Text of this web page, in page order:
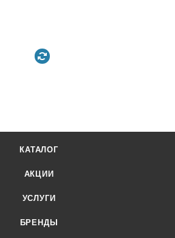
КАТАЛОГ
АКЦИИ
УСЛУГИ
БРЕНДЫ